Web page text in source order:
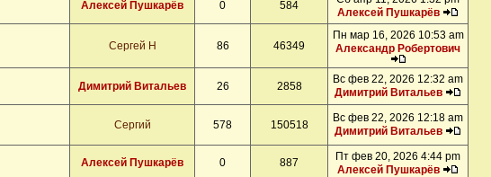
Алексей Пушкарёв 0 584
Алексей Пушкарёв
Сергей Н 86 46349
Пн мар 16, 2026 10:53 am
Александр Робертович
Димитрий Витальев 26 2858
Вс фев 22, 2026 12:32 am
Димитрий Витальев
Сергий 578 150518
Вс фев 22, 2026 12:18 am
Димитрий Витальев
Алексей Пушкарёв 0 887
Пт фев 20, 2026 4:44 pm
Алексей Пушкарёв